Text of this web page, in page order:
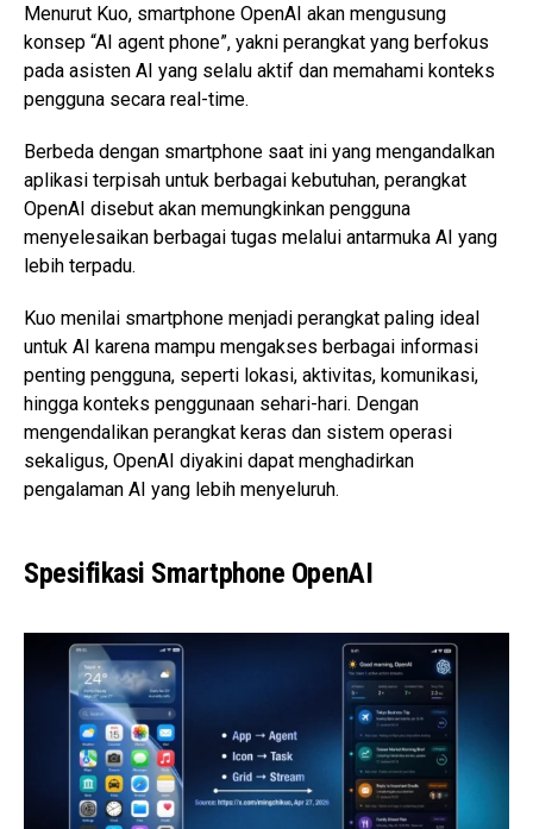
Menurut Kuo, smartphone OpenAI akan mengusung
konsep “AI agent phone”, yakni perangkat yang berfokus
pada asisten AI yang selalu aktif dan memahami konteks
pengguna secara real-time.
Berbeda dengan smartphone saat ini yang mengandalkan
aplikasi terpisah untuk berbagai kebutuhan, perangkat
OpenAI disebut akan memungkinkan pengguna
menyelesaikan berbagai tugas melalui antarmuka AI yang
lebih terpadu.
Kuo menilai smartphone menjadi perangkat paling ideal
untuk AI karena mampu mengakses berbagai informasi
penting pengguna, seperti lokasi, aktivitas, komunikasi,
hingga konteks penggunaan sehari-hari. Dengan
mengendalikan perangkat keras dan sistem operasi
sekaligus, OpenAI diyakini dapat menghadirkan
pengalaman AI yang lebih menyeluruh.
Spesifikasi Smartphone OpenAI